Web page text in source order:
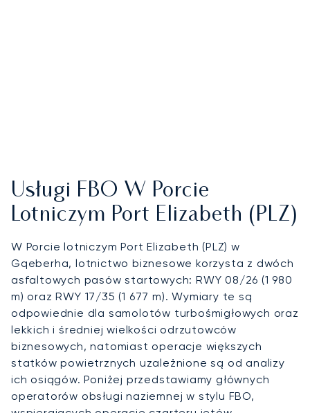
Usługi FBO W Porcie
Lotniczym Port Elizabeth (PLZ)
W Porcie lotniczym Port Elizabeth (PLZ) w
Gqeberha, lotnictwo biznesowe korzysta z dwóch
asfaltowych pasów startowych: RWY 08/26 (1 980
m) oraz RWY 17/35 (1 677 m). Wymiary te są
odpowiednie dla samolotów turbośmigłowych oraz
lekkich i średniej wielkości odrzutowców
biznesowych, natomiast operacje większych
statków powietrznych uzależnione są od analizy
ich osiągów. Poniżej przedstawiamy głównych
operatorów obsługi naziemnej w stylu FBO,